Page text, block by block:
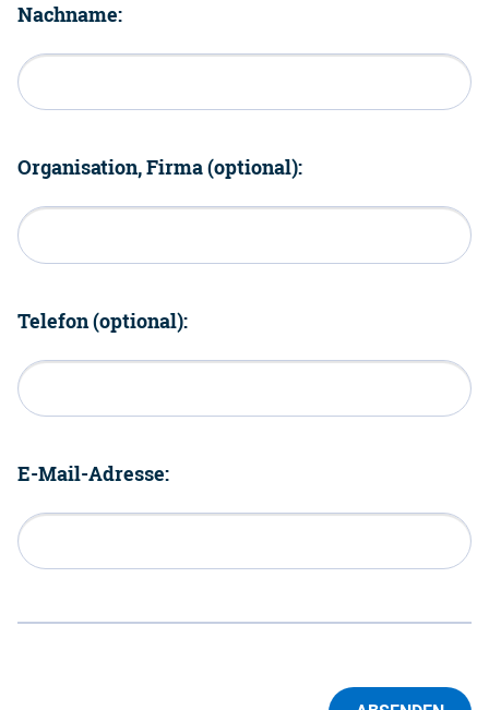
Nachname:
Organisation, Firma (optional):
Telefon (optional):
E-Mail-Adresse: